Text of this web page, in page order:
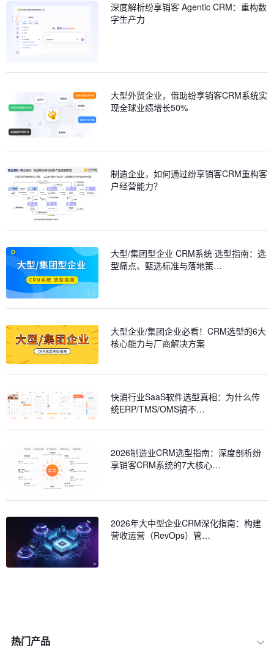
深度解析纷享销客 Agentic CRM：重构数
字生产力
大型外贸企业，借助纷享销客CRM系统实
现全球业绩增长50%
制造企业，如何通过纷享销客CRM重构客
户经营能力？
大型/集团型企业 CRM系统 选型指南：选
型痛点、甄选标准与落地策…
大型企业/集团企业必看！CRM选型的6大
核心能力与厂商解决方案
快消行业SaaS软件选型真相：为什么传
统ERP/TMS/OMS搞不…
2026制造业CRM选型指南：深度剖析纷
享销客CRM系统的7大核心…
2026年大中型企业CRM深化指南：构建
营收运营（RevOps）管…
热门产品